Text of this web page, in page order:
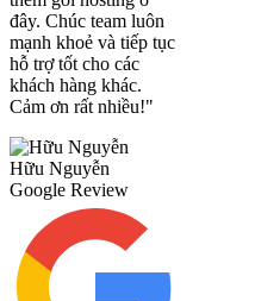
đây. Chúc team luôn
mạnh khoẻ và tiếp tục
hỗ trợ tốt cho các
khách hàng khác.
Cảm ơn rất nhiều!"
Hữu Nguyễn
Google Review